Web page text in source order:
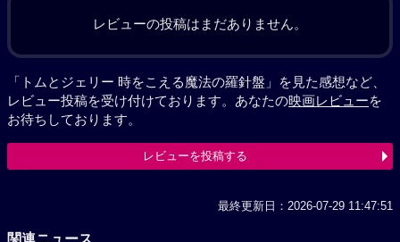
レビューの投稿はまだありません。
「トムとジェリー 時をこえる魔法の羅針盤」を見た感想など、
レビュー投稿を受け付けております。あなたの映画レビューを
お待ちしております。
レビューを投稿する
最終更新日：2026-07-29 11:47:51
関連ニュース